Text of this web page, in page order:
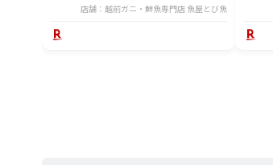
店舗：越前ガニ・鮮魚専門店 魚屋とび魚